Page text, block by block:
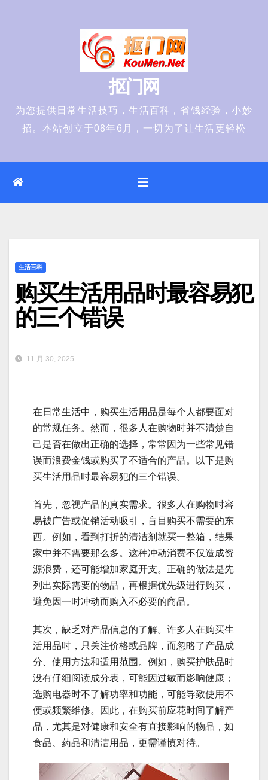
抠门网
为您提供日常生活技巧，生活百科，省钱经验，小妙
招。本站创立于08年6月，一切为了让生活更轻松
生活百科
购买生活用品时最容易犯
的三个错误
11 月 30, 2025
在日常生活中，购买生活用品是每个人都要面对
的常规任务。然而，很多人在购物时并不清楚自
己是否在做出正确的选择，常常因为一些常见错
误而浪费金钱或购买了不适合的产品。以下是购
买生活用品时最容易犯的三个错误。
首先，忽视产品的真实需求。很多人在购物时容
易被广告或促销活动吸引，盲目购买不需要的东
西。例如，看到打折的清洁剂就买一整箱，结果
家中并不需要那么多。这种冲动消费不仅造成资
源浪费，还可能增加家庭开支。正确的做法是先
列出实际需要的物品，再根据优先级进行购买，
避免因一时冲动而购入不必要的商品。
其次，缺乏对产品信息的了解。许多人在购买生
活用品时，只关注价格或品牌，而忽略了产品成
分、使用方法和适用范围。例如，购买护肤品时
没有仔细阅读成分表，可能因过敏而影响健康；
选购电器时不了解功率和功能，可能导致使用不
便或频繁维修。因此，在购买前应花时间了解产
品，尤其是对健康和安全有直接影响的物品，如
食品、药品和清洁用品，更需谨慎对待。